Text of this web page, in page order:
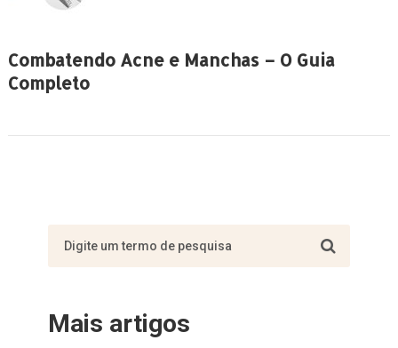
Combatendo Acne e Manchas – O Guia
Completo
Mais artigos